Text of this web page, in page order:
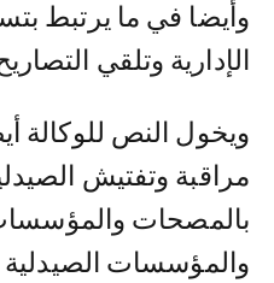
وأيضا في ما يرتبط
الإدارية وتلقي
ويخول النص للوكالة
مراقبة وتفتيش
بالمصحات والمؤسسات
والمؤسسات الصيدلية